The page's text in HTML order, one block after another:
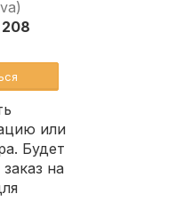
208
или
Будет
на